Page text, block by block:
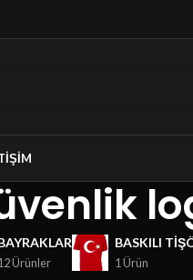
Ürünler
BASKILI
1 Ürün